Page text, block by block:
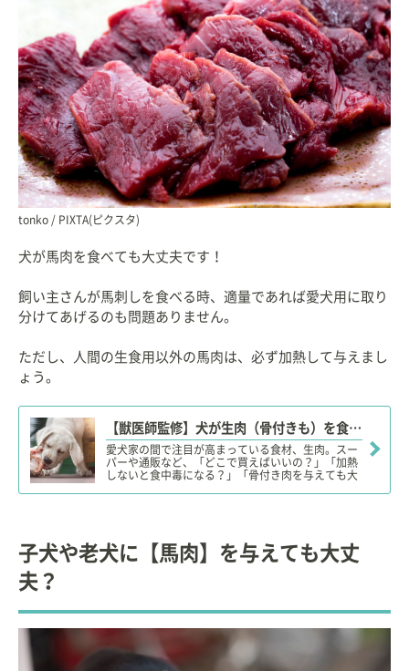
tonko / PIXTA(ピクスタ)
犬が馬肉を食べても大丈夫です！
飼い主さんが馬刺しを食べる時、適量であれば愛犬用に取り
分けてあげるのも問題ありません。
ただし、人間の生食用以外の馬肉は、必ず加熱して与えまし
ょう。
【獣医師監修】犬が生肉（骨付きも）を食べても大丈夫？凶暴になる？安全性やリスク、適量、購入場所は？
愛犬家の間で注目が高まっている食材、生肉。スー
パーや通販など、「どこで買えばいいの？」「加熱
しないと食中毒になる？」「骨付き肉を与えても大
子犬や老犬に【馬肉】を与えても大丈
夫？